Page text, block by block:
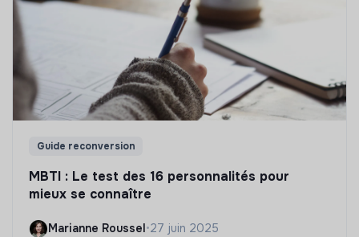
Guide reconversion
MBTI : Le test des 16 personnalités pour
mieux se connaître
Marianne Roussel •27 juin 2025